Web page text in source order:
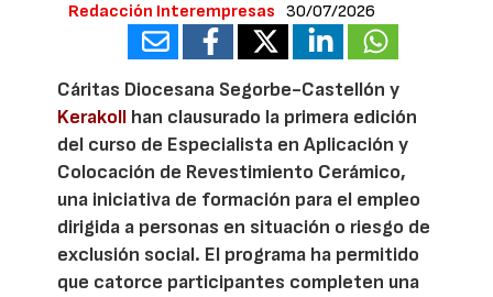
Redacción Interempresas 30/07/2026
Cáritas Diocesana Segorbe-Castellón y
Kerakoll han clausurado la primera edición
del curso de Especialista en Aplicación y
Colocación de Revestimiento Cerámico,
una iniciativa de formación para el empleo
dirigida a personas en situación o riesgo de
exclusión social. El programa ha permitido
que catorce participantes completen una